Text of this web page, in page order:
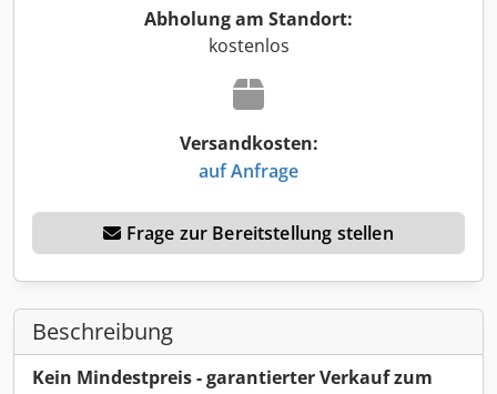
Abholung am Standort:
kostenlos
Versandkosten:
auf Anfrage
Frage zur Bereitstellung stellen
Beschreibung
Kein Mindestpreis - garantierter Verkauf zum